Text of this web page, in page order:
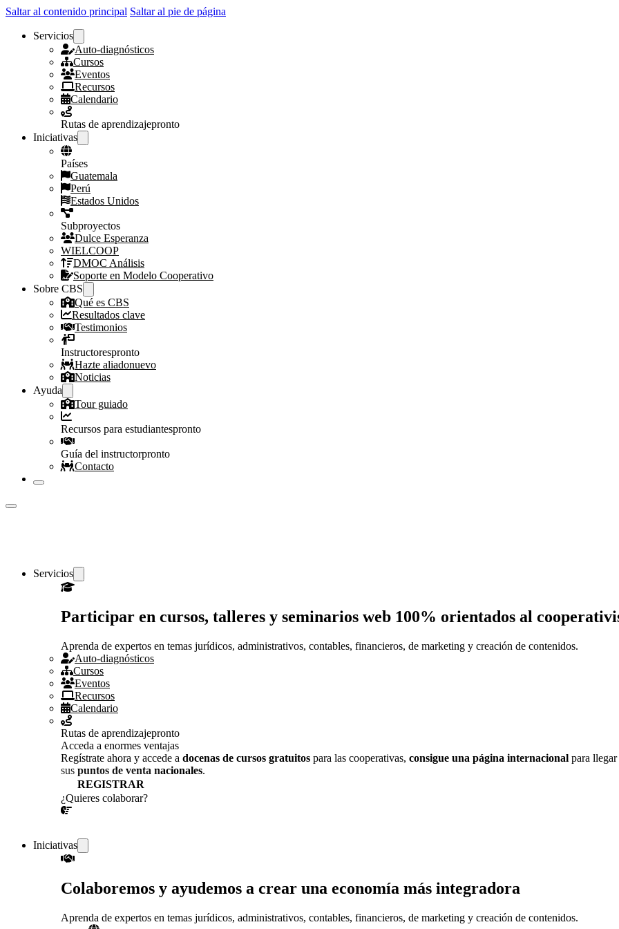
Saltar al contenido principal Saltar al pie de página
Servicios
Auto-diagnósticos
Cursos
Eventos
Recursos
Calendario
Rutas de aprendizajepronto
Iniciativas
Países
Guatemala
Perú
Estados Unidos
Subproyectos
Dulce Esperanza
WIELCOOP
DMOC Análisis
Soporte en Modelo Cooperativo
Sobre CBS
Qué es CBS
Resultados clave
Testimonios
Instructorespronto
Hazte aliadonuevo
Noticias
Ayuda
Tour guiado
Recursos para estudiantespronto
Guía del instructorpronto
Contacto
Servicios
Participar en cursos, talleres y seminarios web 100% orientados al
Aprenda de expertos en temas jurídicos, administrativos, contables, financieros, de marketing y creación de contenidos.
Auto-diagnósticos
Cursos
Eventos
Recursos
Calendario
Rutas de aprendizajepronto
Acceda a enormes ventajas
Regístrate ahora y accede a docenas de cursos gratuitos para las cooperativas, consigue una página internacional para
sus puntos de venta nacionales.
REGISTRAR
¿Quieres colaborar?
Iniciativas
Colaboremos y ayudemos a crear una economía más integradora
Aprenda de expertos en temas jurídicos, administrativos, contables, financieros, de marketing y creación de contenidos.